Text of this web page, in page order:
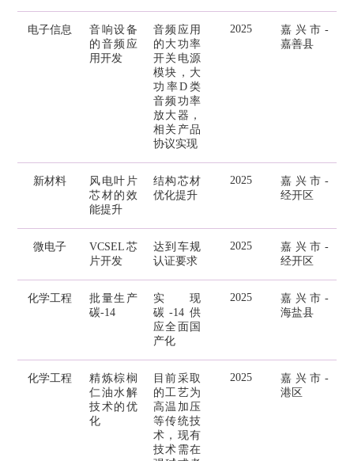
电子信息
音响设备
的音频应
用开发
音频应用
的大功率
开关电源
模块，大
功率D类
音频功率
放大器，
相关产品
协议实现
2025
嘉兴市-
嘉善县
新材料
风电叶片
芯材的效
能提升
结构芯材
优化提升
2025
嘉兴市-
经开区
微电子
VCSEL芯
片开发
达到车规
认证要求
2025
嘉兴市-
经开区
化学工程
批量生产
碳-14
实现
碳-14供
应全面国
产化
2025
嘉兴市-
海盐县
化学工程
精炼棕榈
仁油水解
技术的优
化
目前采取
的工艺为
高温加压
等传统技
术，现有
技术需在
2025
嘉兴市-
港区